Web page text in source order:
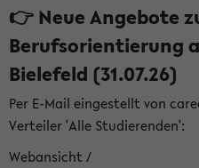
👉 Neue Angebote
Berufsorientierung
Bielefeld (31.07.26)
Per E-Mail eingestellt von
Verteiler 'Alle Studierenden':
Webansicht /